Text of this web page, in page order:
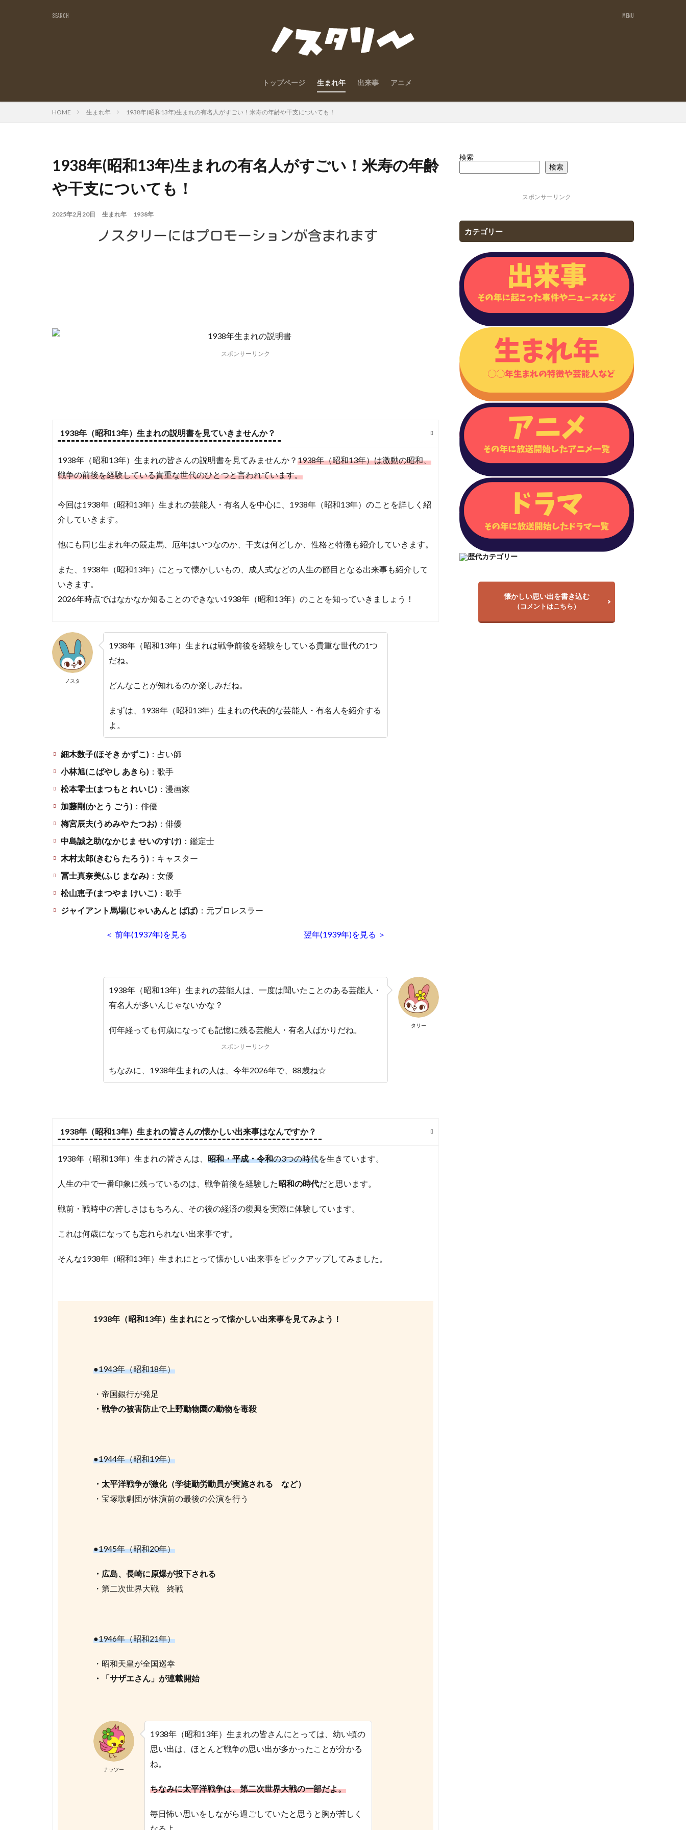
トップページ 生まれ年 出来事 アニメ
HOME 生まれ年 1938年(昭和13年)生まれの有名人がすごい！米寿の年齢や干支についても！
1938年(昭和13年)生まれの有名人がすごい！米寿の年齢
や干支についても！
2025年2月20日 生まれ年 1938年
スポンサーリンク
1938年（昭和13年）生まれの説明書を見ていきませんか？
1938年（昭和13年）生まれの皆さんの説明書を見てみませんか？ 1938年（昭和13年）は激動の昭和、
戦争の前後を経験している貴重な世代のひとつと言われています。
今回は1938年（昭和13年）生まれの芸能人・有名人を中心に、1938年（昭和13年）のことを詳しく紹
介していきます。
他にも同じ生まれ年の競走馬、厄年はいつなのか、干支は何どしか、性格と特徴も紹介していきます。
また、1938年（昭和13年）にとって懐かしいもの、成人式などの人生の節目となる出来事も紹介して
いきます。
2026年時点ではなかなか知ることのできない1938年（昭和13年）のことを知っていきましょう！
ノスタ
1938年（昭和13年）生まれは戦争前後を経験をしている貴重な世代の1つ
だね。
どんなことが知れるのか楽しみだね。
まずは、1938年（昭和13年）生まれの代表的な芸能人・有名人を紹介する
よ。
細木数子(ほそき かずこ) ：占い師
小林旭(こばやし あきら) ：歌手
松本零士(まつもと れいじ) ：漫画家
加藤剛(かとう ごう) ：俳優
梅宮辰夫(うめみや たつお) ：俳優
中島誠之助(なかじま せいのすけ) ：鑑定士
木村太郎(きむら たろう) ：キャスター
冨士真奈美(ふじ まなみ) ：女優
松山恵子(まつやま けいこ) ：歌手
ジャイアント馬場(じゃいあんと ばば) ：元プロレスラー
＜ 前年(1937年)を見る 翌年(1939年)を見る ＞
タリー
1938年（昭和13年）生まれの芸能人は、一度は聞いたことのある芸能人・
有名人が多いんじゃないかな？
何年経っても何歳になっても記憶に残る芸能人・有名人ばかりだね。
スポンサーリンク
ちなみに、1938年生まれの人は、今年2026年で、88歳ね☆
1938年（昭和13年）生まれの皆さんの懐かしい出来事はなんですか？
1938年（昭和13年）生まれの皆さんは、 昭和・平成・令和の3つの時代を生きています。
人生の中で一番印象に残っているのは、戦争前後を経験した昭和の時代だと思います。
戦前・戦時中の苦しさはもちろん、その後の経済の復興を実際に体験しています。
これは何歳になっても忘れられない出来事です。
そんな1938年（昭和13年）生まれにとって懐かしい出来事をピックアップしてみました。
1938年（昭和13年）生まれにとって懐かしい出来事を見てみよう！
●1943年（昭和18年）
・帝国銀行が発足
・戦争の被害防止で上野動物園の動物を毒殺
●1944年（昭和19年）
・太平洋戦争が激化（学徒勤労動員が実施される など）
・宝塚歌劇団が休演前の最後の公演を行う
●1945年（昭和20年）
・広島、長崎に原爆が投下される
・第二次世界大戦 終戦
●1946年（昭和21年）
・昭和天皇が全国巡幸
・「サザエさん」が連載開始
ナッツー
1938年（昭和13年）生まれの皆さんにとっては、幼い頃の
思い出は、ほとんど戦争の思い出が多かったことが分かる
ね。
ちなみに太平洋戦争は、第二次世界大戦の一部だよ。
毎日怖い思いをしながら過ごしていたと思うと胸が苦しく
検索
検索
スポンサーリンク
カテゴリー
懐かしい思い出を書き込む
（コメントはこちら）